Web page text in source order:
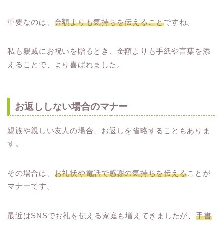
重要なのは、 金額よりも気持ちを伝えることですね。
私も親戚にお祝いを贈るとき、金額よりも手紙や言葉を添
えることで、より喜ばれました。
お返ししない場合のマナー
親族や親しい友人の場合、お返しを省略することもありま
す。
その場合は、 お礼状や電話で感謝の気持ちを伝えることが
マナーです。
最近はSNSでお礼を伝える家庭も増えてきましたが、 手書